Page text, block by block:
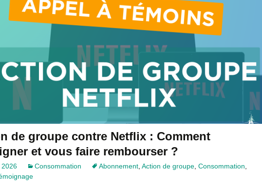
de groupe contre Netflix : Comment
et vous faire rembourser ?
2026 Consommation Abonnement Action de groupe Consommation